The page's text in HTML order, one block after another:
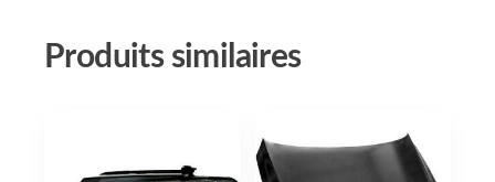
Produits similaires